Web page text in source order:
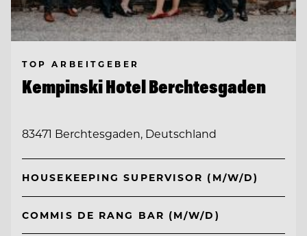
TOP ARBEITGEBER
Kempinski Hotel Berchtesgaden
83471 Berchtesgaden, Deutschland
HOUSEKEEPING SUPERVISOR (M/W/D)
COMMIS DE RANG BAR (M/W/D)